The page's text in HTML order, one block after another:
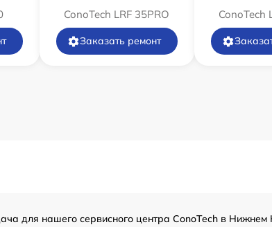
от 60 мин
от 60 мин
ConoTech LRF 35PRO
Заказать ремонт
ConoTech
для нашего сервисного центра ConoTech в